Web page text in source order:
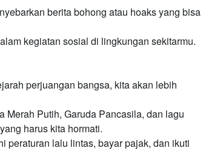
berita bohong atau hoaks yang bisa
kegiatan sosial di lingkungan sekitarmu.
perjuangan bangsa, kita akan lebih
Merah Putih, Garuda Pancasila, dan lagu
harus kita hormati.
peraturan lalu lintas, bayar pajak, dan ikuti